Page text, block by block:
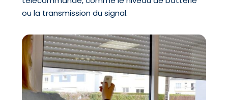
ou la transmission du signal.